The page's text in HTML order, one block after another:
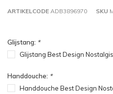
ARTIKELCODE ADB3896970 SKU
Glijstang: *
Glijstang Best Design
Handdouche: *
Handdouche Best Design